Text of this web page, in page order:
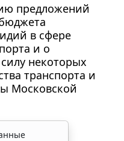
предложений
в сфере
и о
некоторых
транспорта и
Московской